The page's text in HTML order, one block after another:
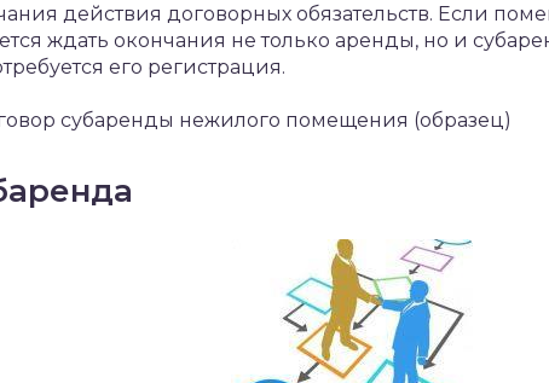
действия договорных обязательств. Если
ждать окончания не только аренды, но и
его регистрация.
субаренды нежилого помещения (образец)